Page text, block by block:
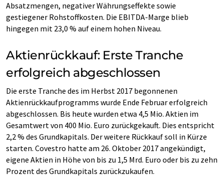
Absatzmengen, negativer Währungseffekte sowie
gestiegener Rohstoffkosten. Die EBITDA-Marge blieb
hingegen mit 23,0 % auf einem hohen Niveau.
Aktienrückkauf: Erste Tranche
erfolgreich abgeschlossen
Die erste Tranche des im Herbst 2017 begonnenen
Aktienrückkaufprogramms wurde Ende Februar erfolgreich
abgeschlossen. Bis heute wurden etwa 4,5 Mio. Aktien im
Gesamtwert von 400 Mio. Euro zurückgekauft. Dies entspricht
2,2 % des Grundkapitals. Der weitere Rückkauf soll in Kürze
starten. Covestro hatte am 26. Oktober 2017 angekündigt,
eigene Aktien in Höhe von bis zu 1,5 Mrd. Euro oder bis zu zehn
Prozent des Grundkapitals zurückzukaufen.